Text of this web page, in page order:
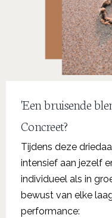
'Een bruisende
Concreet?
Tijdens deze
intensief aan jezelf
individueel als in
bewust van elke
performance: